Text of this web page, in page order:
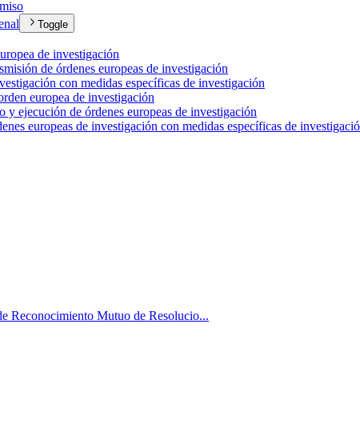
Toggle
de investigación
de órdenes europeas de investigación
con medidas específicas de investigación
europea de investigación
y ejecución de órdenes europeas de investigación
europeas de investigación con medidas específicas de
Reconocimiento Mutuo de Resolucio...